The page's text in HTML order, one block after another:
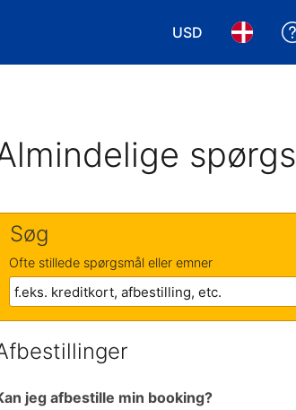
USD
Vælg valuta. Din
Vælg
Søg
Ofte stillede spørgsmål eller emner
jeg afbestille min booking?